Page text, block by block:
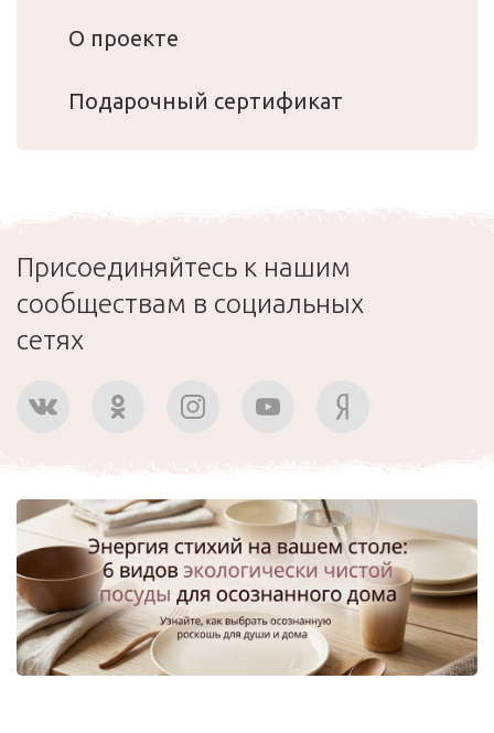
О проекте
Подарочный сертификат
Присоединяйтесь к нашим
сообществам в социальных
сетях